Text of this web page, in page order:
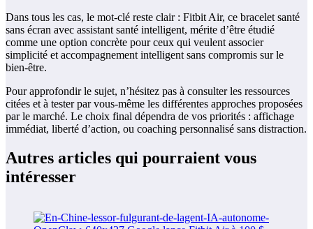
Dans tous les cas, le mot-clé reste clair : Fitbit Air, ce bracelet santé
sans écran avec assistant santé intelligent, mérite d’être étudié
comme une option concrète pour ceux qui veulent associer
simplicité et accompagnement intelligent sans compromis sur le
bien-être.
Pour approfondir le sujet, n’hésitez pas à consulter les ressources
citées et à tester par vous-même les différentes approches proposées
par le marché. Le choix final dépendra de vos priorités : affichage
immédiat, liberté d’action, ou coaching personnalisé sans distraction.
Autres articles qui pourraient vous
intéresser